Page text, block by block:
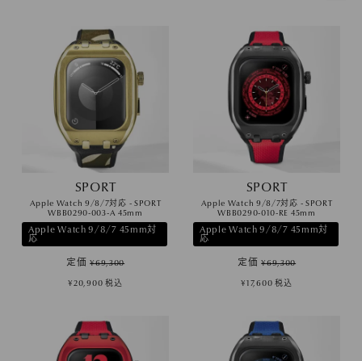
SPORT
Apple Watch 9/8/7対応 - SPORT
WBB0290-003-A 45mm
Apple Watch 9/8/7 45mm対
応
定価 ¥69,300
¥20,900 税込
SPORT
Apple Watch 9/8/7対応 - SPORT
WBB0290-010-RE 45mm
Apple Watch 9/8/7 45mm対
応
定価 ¥69,300
¥17,600 税込